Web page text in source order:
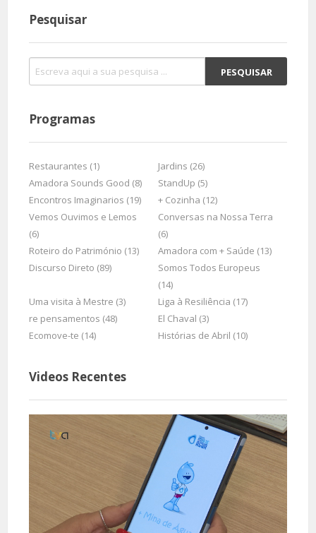
Pesquisar
Programas
Restaurantes (1)
Jardins (26)
Amadora Sounds Good (8)
StandUp (5)
Encontros Imaginarios (19)
+ Cozinha (12)
Vemos Ouvimos e Lemos
(6)
Conversas na Nossa Terra
(6)
Roteiro do Património (13)
Amadora com + Saúde (13)
Discurso Direto (89)
Somos Todos Europeus
(14)
Uma visita à Mestre (3)
Liga à Resiliência (17)
re pensamentos (48)
El Chaval (3)
Ecomove-te (14)
Histórias de Abril (10)
Videos Recentes